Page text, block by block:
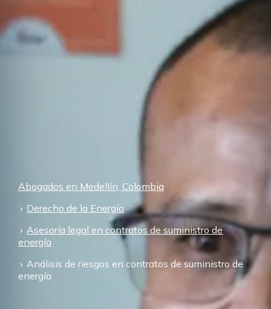
Abogados en Medellín, Colombia
Derecho de la Energía
Asesoría legal en contratos de suministro de
energía
Análisis de riesgos en contratos de suministro de
energía